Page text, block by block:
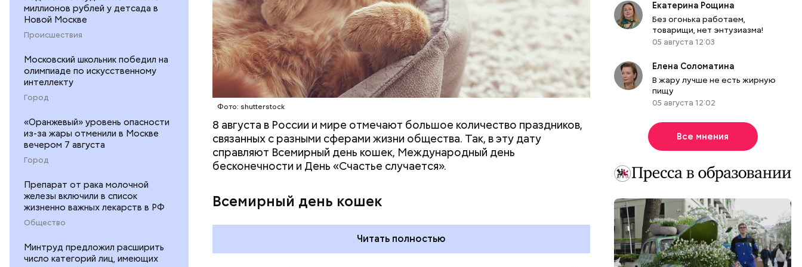
миллионов рублей у детсада в
Новой Москве
Происшествия
Московский школьник победил на
олимпиаде по искусственному
интеллекту
Город
«Оранжевый» уровень опасности
из-за жары отменили в Москве
вечером 7 августа
Город
Препарат от рака молочной
железы включили в список
жизненно важных лекарств в РФ
Общество
Минтруд предложил расширить
число категорий лиц, имеющих
Фото: shutterstock
8 августа в России и мире отмечают большое количество праздников,
связанных с разными сферами жизни общества. Так, в эту дату
справляют Всемирный день кошек, Международный день
бесконечности и День «Счастье случается».
Всемирный день кошек
Читать полностью
Международный день холостяка
Екатерина Рощина
Без огонька работаем,
товарищи, нет энтузиазма!
05 августа 12:03
Елена Соломатина
В жару лучше не есть жирную
пищу
05 августа 12:02
Все мнения